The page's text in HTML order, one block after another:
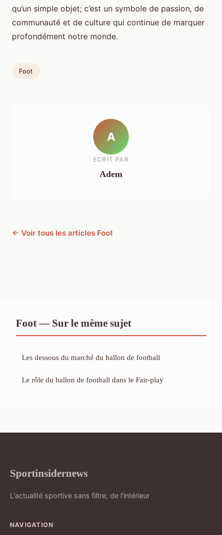
qu’un simple objet; c’est un symbole de passion, de
communauté et de culture qui continue de marquer
profondément notre monde.
Foot
A
ECRIT PAR
Adem
← Voir tous les articles Foot
Foot — Sur le même sujet
Les dessous du marché du ballon de football
Le rôle du ballon de football dans le Fair-play
Sportinsidernews
L'actualité sportive sans filtre, de l'intérieur
NAVIGATION